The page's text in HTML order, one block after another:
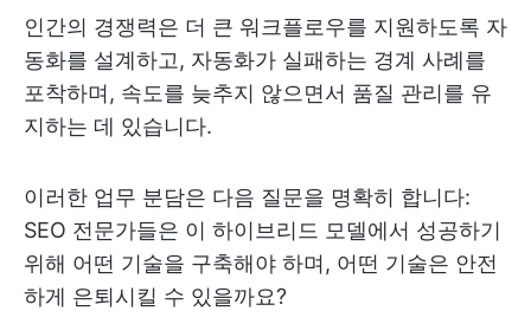
인간의 경쟁력은 더 큰 워크플로우를 지원하도록 자
동화를 설계하고, 자동화가 실패하는 경계 사례를
포착하며, 속도를 늦추지 않으면서 품질 관리를 유
지하는 데 있습니다.
이러한 업무 분담은 다음 질문을 명확히 합니다:
SEO 전문가들은 이 하이브리드 모델에서 성공하기
위해 어떤 기술을 구축해야 하며, 어떤 기술은 안전
하게 은퇴시킬 수 있을까요?